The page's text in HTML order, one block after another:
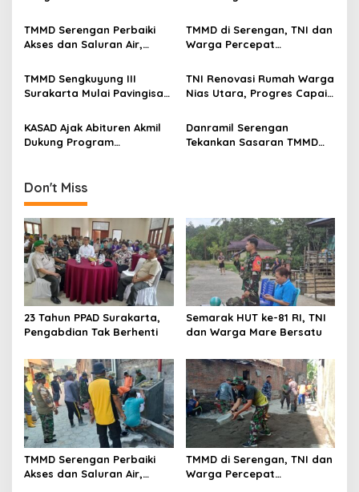
g
a
t
i
o
n
TMMD Serengan Perbaiki
Akses dan Saluran Air,
TMMD di Serengan, TNI dan
Warga Percepat
TMMD Sengkuyung III
Surakarta Mulai Pavingisasi
TNI Renovasi Rumah Warga
Nias Utara, Progres Capai
KASAD Ajak Abituren Akmil
Dukung Program
Danramil Serengan
Tekankan Sasaran TMMD
Don't Miss
23 Tahun PPAD Surakarta,
Pengabdian Tak Berhenti
Semarak HUT ke-81 RI, TNI
dan Warga Mare Bersatu
TMMD Serengan Perbaiki
Akses dan Saluran Air,
TMMD di Serengan, TNI dan
Warga Percepat